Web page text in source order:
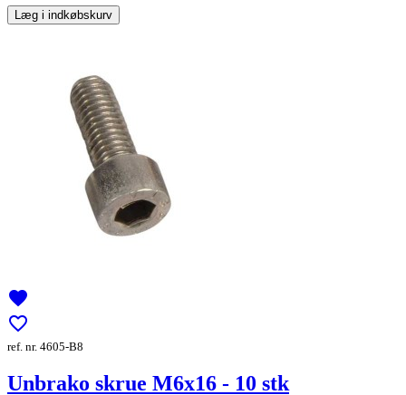
Læg i indkøbskurv
favorite
favorite_border
ref. nr. 4605-B8
Unbrako skrue M6x16 - 10 stk